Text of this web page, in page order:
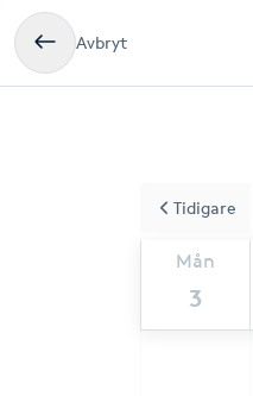
Avbryt
Mån
3
Tidigare